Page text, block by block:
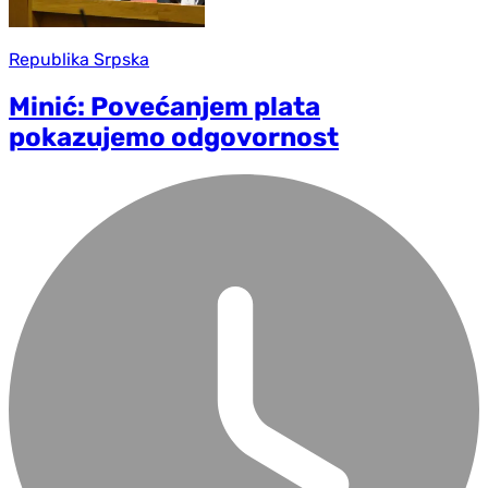
Republika Srpska
Minić: Povećanjem plata
pokazujemo odgovornost